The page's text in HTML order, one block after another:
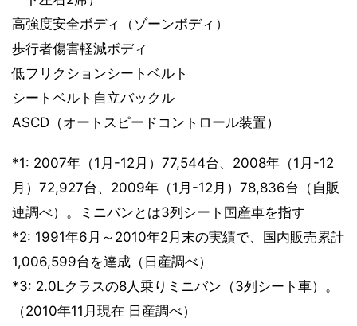
高強度安全ボディ（ゾーンボディ）
歩行者傷害軽減ボディ
低フリクションシートベルト
シートベルト自立バックル
ASCD（オートスピードコントロール装置）
*1: 2007年（1月-12月）77,544台、2008年（1月-12
月）72,927台、2009年（1月-12月）78,836台（自販
連調べ）。ミニバンとは3列シート国産車を指す
*2: 1991年6月～2010年2月末の実績で、国内販売累計
1,006,599台を達成（日産調べ）
*3: 2.0Lクラスの8人乗りミニバン（3列シート車）。
（2010年11月現在 日産調べ）